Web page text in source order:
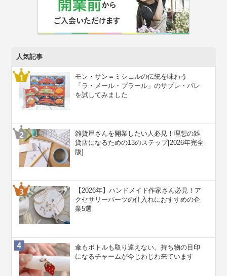
人気記事
モン・サン＝ミシェルの伝統を味わう
「ラ・メール・プラール」のサブレ・パレ
を試してみました
雑貨屋さんを開業したい人必見！理想の雑
貨店になるための13のステップ[2026年完全
版]
【2026年】ハンドメイド作家さん必見！ア
クセサリーパーツの仕入れにおすすめの企
業5選
傘もボトルも取り違えない。持ち物の目印
になるチャームが今じわじわ来ています